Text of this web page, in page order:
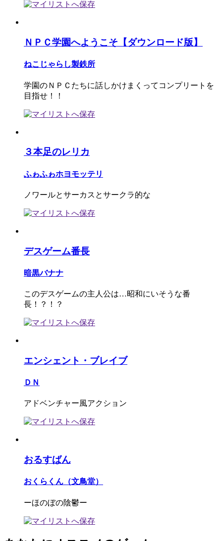
ＮＰＣ学園へようこそ【ダウンロード版】
ねこじゃらし製鉄所
学園のＮＰＣたちに話しかけまくってコンプリートを
目指せ！！
３本足のレリカ
ふゎふゎホヨモッテリ
ノワールとサーカスとサークラ的な
デスゲーム番長
暗黒バナナ
このデスゲームの主人公は…昭和にいそうな番
長！？！？
エンシェント・ブレイブ
ＤＮ
アドベンチャー風アクション
おるすばん
おくらくん（文鳥堂）
ーほのぼの陰鬱ー